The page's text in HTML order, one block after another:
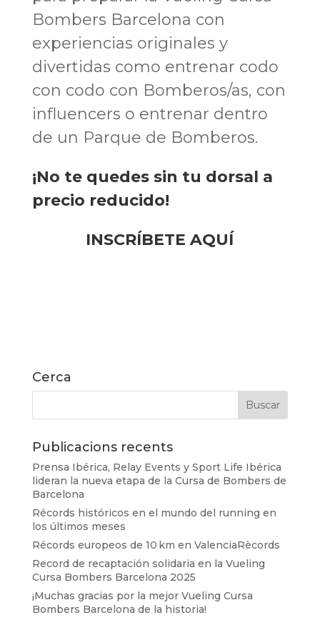
Bombers Barcelona con
experiencias originales y
divertidas como entrenar codo
con codo con Bomberos/as, con
influencers o entrenar dentro
de un Parque de Bomberos.
¡No te quedes sin tu dorsal a
precio reducido!
INSCRÍBETE AQUÍ
Cerca
Publicacions recents
Prensa Ibérica, Relay Events y Sport Life Ibérica
lideran la nueva etapa de la Cursa de Bombers de
Barcelona
Récords históricos en el mundo del running en
los últimos meses
Récords europeos de 10 km en ValenciaRècords
Record de recaptación solidaria en la Vueling
Cursa Bombers Barcelona 2025
¡Muchas gracias por la mejor Vueling Cursa
Bombers Barcelona de la historia!